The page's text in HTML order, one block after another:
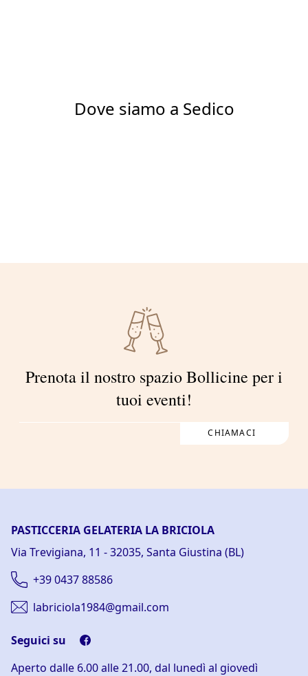
Dove siamo a Sedico
Prenota il nostro spazio Bollicine per i
tuoi eventi!
CHIAMACI
PASTICCERIA GELATERIA LA BRICIOLA
Via Trevigiana, 11 - 32035, Santa Giustina (BL)
+39 0437 88586
labriciola1984@gmail.com
Seguici su
Aperto dalle 6.00 alle 21.00, dal lunedì al giovedì